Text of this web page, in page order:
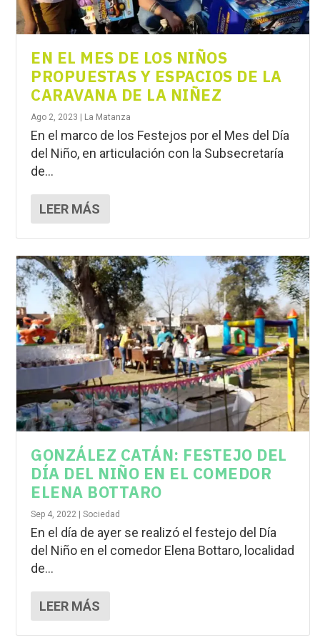
EN EL MES DE LOS NIÑOS
PROPUESTAS Y ESPACIOS DE LA
CARAVANA DE LA NIÑEZ
Ago 2, 2023 La Matanza
En el marco de los Festejos por el Mes del Día
del Niño, en articulación con la Subsecretaría
de...
LEER MÁS
GONZÁLEZ CATÁN: FESTEJO DEL
DÍA DEL NIÑO EN EL COMEDOR
ELENA BOTTARO
Sep 4, 2022 |Sociedad
En el día de ayer se realizó el festejo del Día
del Niño en el comedor Elena Bottaro, localidad
de...
LEER MÁS